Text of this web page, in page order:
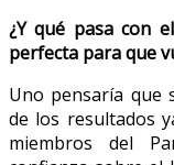
¿Y qué pasa con
perfecta para que
Uno pensaría que
de los resultados
miembros del